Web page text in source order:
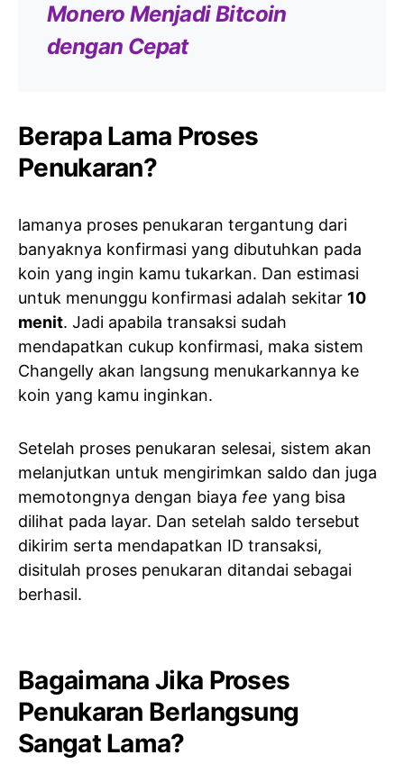
Monero Menjadi Bitcoin
dengan Cepat
Berapa Lama Proses
Penukaran?
lamanya proses penukaran tergantung dari
banyaknya konfirmasi yang dibutuhkan pada
koin yang ingin kamu tukarkan. Dan estimasi
untuk menunggu konfirmasi adalah sekitar 10
menit. Jadi apabila transaksi sudah
mendapatkan cukup konfirmasi, maka sistem
Changelly akan langsung menukarkannya ke
koin yang kamu inginkan.
Setelah proses penukaran selesai, sistem akan
melanjutkan untuk mengirimkan saldo dan juga
memotongnya dengan biaya fee yang bisa
dilihat pada layar. Dan setelah saldo tersebut
dikirim serta mendapatkan ID transaksi,
disitulah proses penukaran ditandai sebagai
berhasil.
Bagaimana Jika Proses
Penukaran Berlangsung
Sangat Lama?